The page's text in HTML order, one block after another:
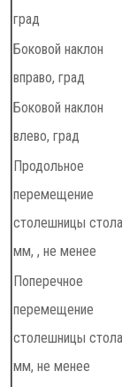
град
Боковой наклон
вправо, град
Боковой наклон
влево, град
Продольное
перемещение
столешницы
мм, , не менее
Поперечное
перемещение
столешницы
мм, не менее